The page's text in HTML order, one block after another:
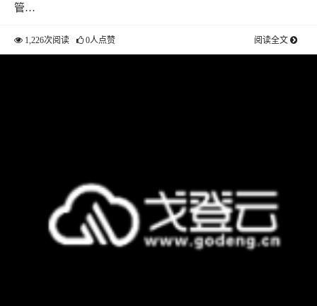
管…
1,226次阅读 0人点赞 阅读全文